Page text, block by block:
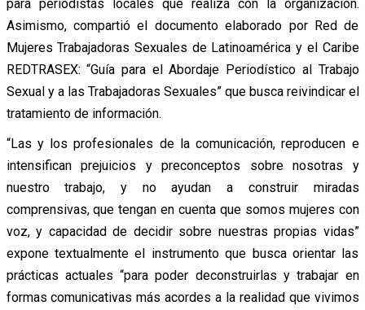
para periodistas locales que realiza con la organización.
Asimismo, compartió el documento elaborado por Red de
Mujeres Trabajadoras Sexuales de Latinoamérica y el Caribe
REDTRASEX: “Guía para el Abordaje Periodístico al Trabajo
Sexual y a las Trabajadoras Sexuales” que busca reivindicar el
tratamiento de información.
“Las y los profesionales de la comunicación, reproducen e
intensifican prejuicios y preconceptos sobre nosotras y
nuestro trabajo, y no ayudan a construir miradas
comprensivas, que tengan en cuenta que somos mujeres con
voz, y capacidad de decidir sobre nuestras propias vidas”
expone textualmente el instrumento que busca orientar las
prácticas actuales “para poder deconstruirlas y trabajar en
formas comunicativas más acordes a la realidad que vivimos